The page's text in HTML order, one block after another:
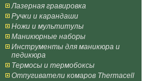
Лазерная гравировка
Ручки и карандаши
Ножи и мультитулы
Маникюрные наборы
Инструменты для маникюра и
педикюра
Термосы и термобоксы
Отпугиватели комаров Thermacell